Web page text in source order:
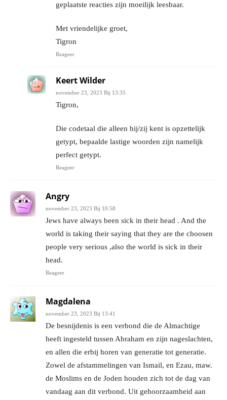
geplaatste reacties zijn moeilijk leesbaar.
Met vriendelijke groet,
Tigron
Reageer
Keert Wilder
november 23, 2023 Bij 13:35
Tigron,
Die codetaal die alleen hij/zij kent is opzettelijk
getypt, bepaalde lastige woorden zijn namelijk
perfect getypt.
Reageer
Angry
november 23, 2023 Bij 10:58
Jews have always been sick in their head . And the
world is taking their saying that they are the choosen
people very serious ,also the world is sick in their
head.
Reageer
Magdalena
november 23, 2023 Bij 13:41
De besnijdenis is een verbond die de Almachtige
heeft ingesteld tussen Abraham en zijn nageslachten,
en allen die erbij horen van generatie tot generatie.
Zowel de afstammelingen van Ismail, en Ezau, maw.
de Moslims en de Joden houden zich tot de dag van
vandaag aan dit verbond. Uit gehoorzaamheid aan